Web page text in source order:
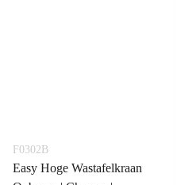
F0302B
Easy Hoge Wastafelkraan